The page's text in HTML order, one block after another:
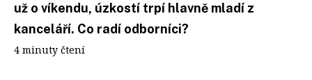
už o víkendu, úzkostí trpí hlavně mladí z
kanceláří. Co radí odborníci?
4 minuty čtení